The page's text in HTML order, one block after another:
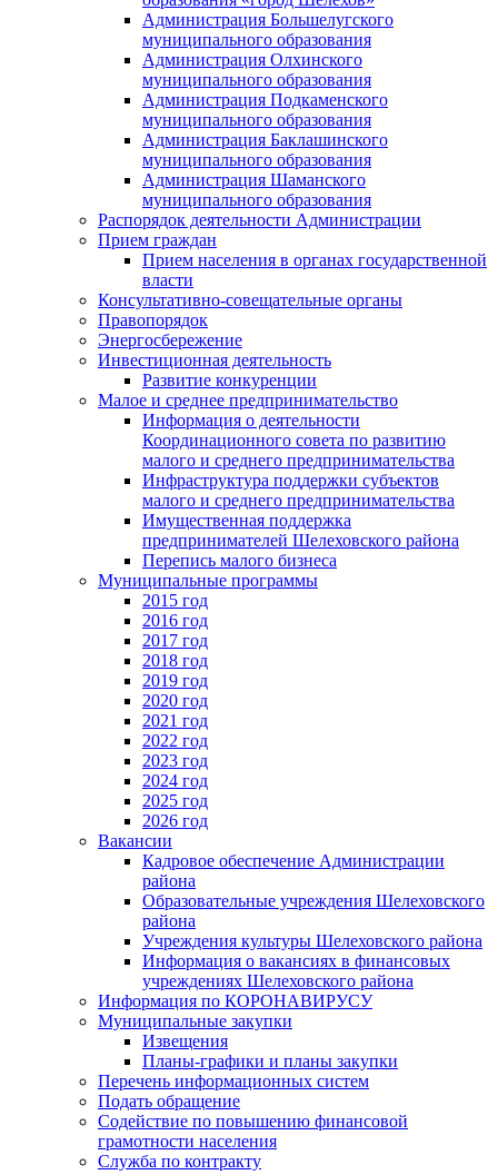
Администрация Большелугского
муниципального образования
Администрация Олхинского
муниципального образования
Администрация Подкаменского
муниципального образования
Администрация Баклашинского
муниципального образования
Администрация Шаманского
муниципального образования
Распорядок деятельности Администрации
Прием граждан
Прием населения в органах государственной
власти
Консультативно-совещательные органы
Правопорядок
Энергосбережение
Инвестиционная деятельность
Развитие конкуренции
Малое и среднее предпринимательство
Информация о деятельности
Координационного совета по развитию
малого и среднего предпринимательства
Инфраструктура поддержки субъектов
малого и среднего предпринимательства
Имущественная поддержка
предпринимателей Шелеховского района
Перепись малого бизнеса
Муниципальные программы
2015 год
2016 год
2017 год
2018 год
2019 год
2020 год
2021 год
2022 год
2023 год
2024 год
2025 год
2026 год
Вакансии
Кадровое обеспечение Администрации
района
Образовательные учреждения Шелеховского
района
Учреждения культуры Шелеховского района
Информация о вакансиях в финансовых
учреждениях Шелеховского района
Информация по КОРОНАВИРУСУ
Муниципальные закупки
Извещения
Планы-графики и планы закупки
Перечень информационных систем
Подать обращение
Содействие по повышению финансовой
грамотности населения
Служба по контракту